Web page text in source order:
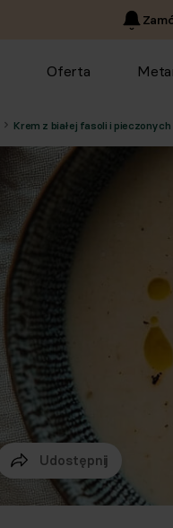
Oferta
Krem z białej fasoli i
Udostępnij